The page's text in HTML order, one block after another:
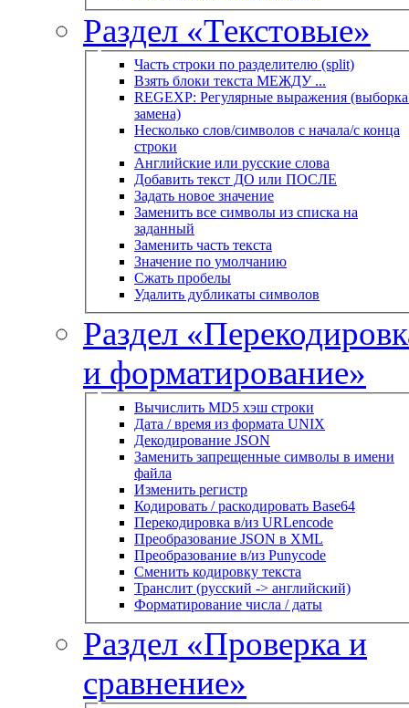
Раздел «Текстовые»
Часть строки по разделителю (split)
Взять блоки текста МЕЖДУ ...
REGEXP: Регулярные выражения
замена)
Несколько слов/символов с начала/с конца
строки
Английские или русские слова
Добавить текст ДО или ПОСЛЕ
Задать новое значение
Заменить все символы из списка на
заданный
Заменить часть текста
Значение по умолчанию
Сжать пробелы
Удалить дубликаты символов
Раздел
и форматирование»
Вычислить MD5 хэш строки
Дата / время из формата UNIX
Декодирование JSON
Заменить запрещенные символы в имени
файла
Изменить регистр
Кодировать / раскодировать Base64
Перекодировка в/из URLencode
Преобразование JSON в XML
Преобразование в/из Punycode
Сменить кодировку текста
Транслит (русский -> английский)
Форматирование числа / даты
Раздел «Проверка и
сравнение»